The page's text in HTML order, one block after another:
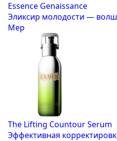
Essence Genaissance
Эликсир молодости —
Мер
The Lifting Countour Serum
Эффективная